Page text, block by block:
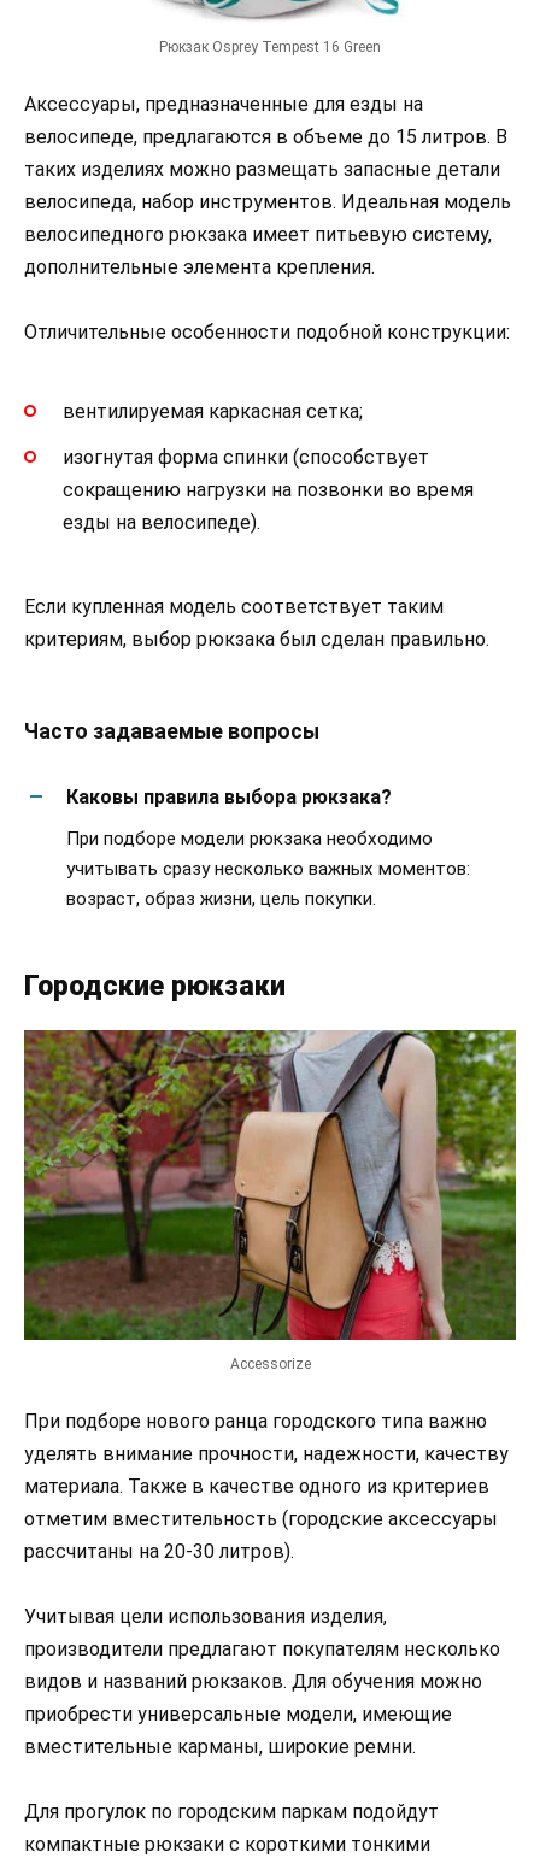
Рюкзак Osprey Tempest 16 Green
Аксессуары, предназначенные для езды на
велосипеде, предлагаются в объеме до 15 литров. В
таких изделиях можно размещать запасные детали
велосипеда, набор инструментов. Идеальная модель
велосипедного рюкзака имеет питьевую систему,
дополнительные элемента крепления.
Отличительные особенности подобной конструкции:
вентилируемая каркасная сетка;
изогнутая форма спинки (способствует
сокращению нагрузки на позвонки во время
езды на велосипеде).
Если купленная модель соответствует таким
критериям, выбор рюкзака был сделан правильно.
Часто задаваемые вопросы
Каковы правила выбора рюкзака?
При подборе модели рюкзака необходимо
учитывать сразу несколько важных моментов:
возраст, образ жизни, цель покупки.
Городские рюкзаки
Accessorize
При подборе нового ранца городского типа важно
уделять внимание прочности, надежности, качеству
материала. Также в качестве одного из критериев
отметим вместительность (городские аксессуары
рассчитаны на 20-30 литров).
Учитывая цели использования изделия,
производители предлагают покупателям несколько
видов и названий рюкзаков. Для обучения можно
приобрести универсальные модели, имеющие
вместительные карманы, широкие ремни.
Для прогулок по городским паркам подойдут
компактные рюкзаки с короткими тонкими